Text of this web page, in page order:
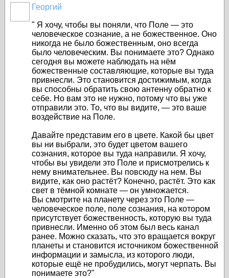
Георгий
" Я хочу, чтобы вы поняли, что Поле — это
человеческое сознание, а не божественное. Оно
никогда не было божественным, оно всегда
было человеческим. Вы понимаете это? Однако
сегодня вы можете наблюдать на нём
божественные составляющие, которые вы туда
привнесли. Это становится достижимым, когда
вы способны обратить свою антенну обратно к
себе. Но вам это не нужно, потому что вы уже
отправили это. То, что вы видите, — это ваше
воздействие на Поле.
Давайте представим его в цвете. Какой бы цвет
вы ни выбрали, это будет цветом вашего
сознания, которое вы туда направили. Я хочу,
чтобы вы увидели это Поле и присмотрелись к
нему внимательнее. Вы повсюду на нем. Вы
видите, как оно растёт? Конечно, растёт. Это как
свет в тёмной комнате — он умножается.
Вы смотрите на планету через это Поле —
человеческое поле, поле сознания, на котором
присутствует божественность, которую вы туда
привнесли. Именно об этом был весь канал
ранее. Можно сказать, что это вращается вокруг
планеты и становится источником божественной
информации и замысла, из которого люди,
которые ещё не пробудились, могут черпать. Вы
понимаете это?"